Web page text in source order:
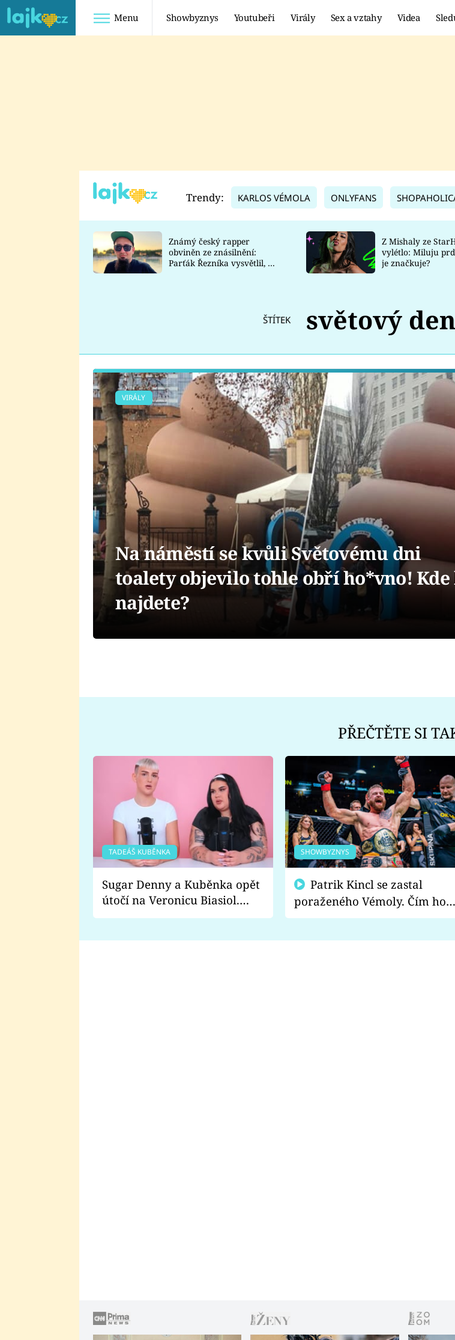
Menu Showbyznys Youtubeři Virály Sex a vztahy Videa
TADEÁŠ KUBĚNKA
DATEL
Trendy: KARLOS VÉMOLA ONLYFANS
Známý český rapper
obviněn ze znásilnění:
Parťák Řezníka vysvětlil, co
Z Mishaly ze
vylétlo: Miluju
je značkuje?
ŠTÍTEK světový
VIRÁLY
Na náměstí se kvůli Světovému dni
toalety objevilo tohle obří ho*vno! Kde
najdete?
PŘEČTĚTE SI
TADEÁŠ KUBĚNKA
Sugar Denny a Kuběnka opět
útočí na Veronicu Biasiol.
Proč je podle nich falešná a
SHOWBYZNYS
poraženého Vémoly. Čím ho
fanoušci naštvali?